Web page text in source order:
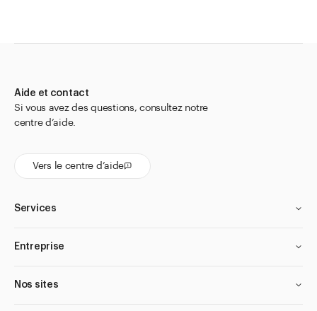
Aide et contact
Si vous avez des questions, consultez notre
centre d’aide.
Vers le centre d’aide
Services
Entreprise
Nos sites